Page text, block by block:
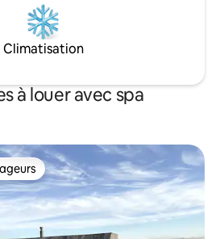
Climatisation
à louer avec spa
parmi les plus aimés